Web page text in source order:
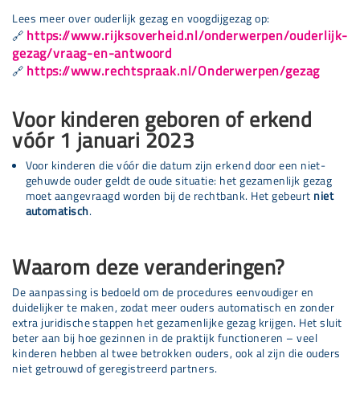
Lees meer over ouderlijk gezag en voogdijgezag op:
🔗 https://www.rijksoverheid.nl/onderwerpen/ouderlijk-
gezag/vraag-en-antwoord
🔗 https://www.rechtspraak.nl/Onderwerpen/gezag
Voor kinderen geboren of erkend
vóór 1 januari 2023
Voor kinderen die vóór die datum zijn erkend door een niet-
gehuwde ouder geldt de oude situatie: het gezamenlijk gezag
moet aangevraagd worden bij de rechtbank. Het gebeurt niet
automatisch.
Waarom deze veranderingen?
De aanpassing is bedoeld om de procedures eenvoudiger en
duidelijker te maken, zodat meer ouders automatisch en zonder
extra juridische stappen het gezamenlijke gezag krijgen. Het sluit
beter aan bij hoe gezinnen in de praktijk functioneren – veel
kinderen hebben al twee betrokken ouders, ook al zijn die ouders
niet getrouwd of geregistreerd partners.